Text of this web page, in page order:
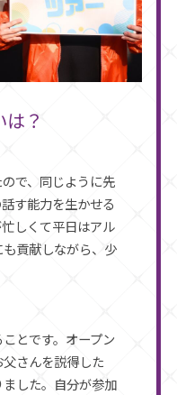
？
で、同じように先
す能力を生かせる
しくて平日はアル
貢献しながら、少
とです。オープン
さんを説得した
した。自分が参加